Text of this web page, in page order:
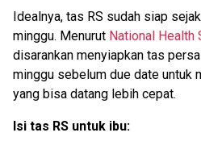
Idealnya, tas RS sudah siap
minggu. Menurut National Health
disarankan menyiapkan tas
minggu sebelum due date untuk
yang bisa datang lebih cepat.
Isi tas RS untuk ibu: